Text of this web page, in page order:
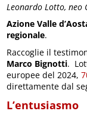
Leonardo Lotto, neo
Azione Valle
regionale.
Raccoglie il
Marco Bignotti.
europee del 2024,
direttamente dal
L’entusiasmo